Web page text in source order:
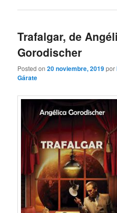
Trafalgar, de
Gorodischer
Posted on20 noviembre, 2019por
Gárate